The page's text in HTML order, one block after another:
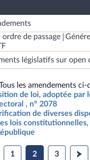
de passage
législatifs sur open
les amendements ci-
de loi, adoptée par
, n° 2078
de diverses
lois
1 2 3